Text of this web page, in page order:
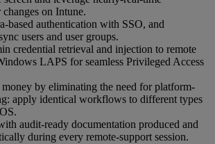
on Intune.
based authentication with SSO, and
users and user groups.
credential retrieval and injection to remote
LAPS for seamless Privileged Access
money by eliminating the need for platform-
apply identical workflows to different types
audit-ready documentation produced and
during every remote-support session.